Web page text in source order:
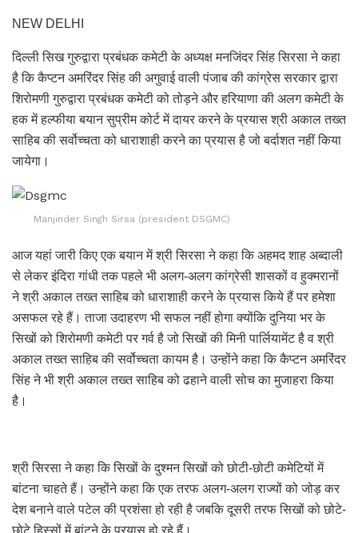
NEW DELHI
दिल्ली सिख गुरुद्वारा प्रबंधक कमेटी के अध्यक्ष मनजिंदर सिंह सिरसा ने कहा
है कि कैप्टन अमरिंदर सिंह की अगुवाई वाली पंजाब की कांग्रेस सरकार द्वारा
शिरोमणी गुरुद्वारा प्रबंधक कमेटी को तोड़ने और हरियाणा की अलग कमेटी के
हक में हल्फीया बयान सुप्रीम कोर्ट में दायर करने के प्रयास श्री अकाल तख्त
साहिब की सर्वोच्चता को धाराशाही करने का प्रयास है जो बर्दाशत नहीं किया
जायेगा।
Manjinder Singh Sirsa (president DSGMC)
आज यहां जारी किए एक बयान में श्री सिरसा ने कहा कि अहमद शाह अब्दाली
से लेकर इंदिरा गांधी तक पहले भी अलग-अलग कांग्रेसी शासकों व हुक्मरानों
ने श्री अकाल तख्त साहिब को धाराशाही करने के प्रयास किये हैं पर हमेशा
असफल रहे हैं। ताजा उदाहरण भी सफल नहीं होगा क्योंकि दुनिया भर के
सिखों को शिरोमणी कमेटी पर गर्व है जो सिखों की मिनी पार्लियामेंट है व श्री
अकाल तख्त साहिब की सर्वोच्चता कायम है। उन्होंने कहा कि कैप्टन अमरिंदर
सिंह ने भी श्री अकाल तख्त साहिब को ढहाने वाली सोच का मुजाहरा किया
है।
श्री सिरसा ने कहा कि सिखों के दुश्मन सिखों को छोटी-छोटी कमेटियों में
बांटना चाहते हैं। उन्होंने कहा कि एक तरफ अलग-अलग राज्यों को जोड़ कर
देश बनाने वाले पटेल की प्रशंसा हो रही है जबकि दूसरी तरफ सिखों को छोटे-
छोटे हिस्सों में बांटने के प्रयास हो रहे हैं।